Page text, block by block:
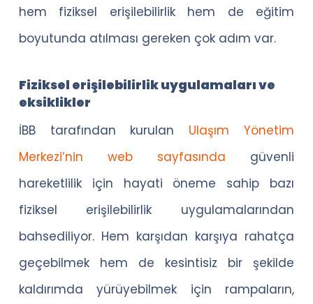
hem fiziksel erişilebilirlik hem de eğitim
boyutunda atılması gereken çok adım var.
Fiziksel erişilebilirlik uygulamaları ve
eksiklikler
İBB tarafından kurulan Ulaşım Yönetim
Merkezi’nin web sayfasında güvenli
hareketlilik için hayati öneme sahip bazı
fiziksel erişilebilirlik uygulamalarından
bahsediliyor. Hem karşıdan karşıya rahatça
geçebilmek hem de kesintisiz bir şekilde
kaldırımda yürüyebilmek için rampaların,